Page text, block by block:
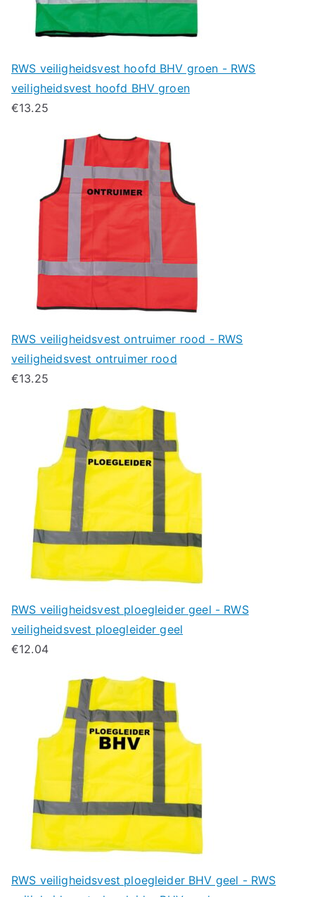
RWS veiligheidsvest hoofd BHV groen - RWS
veiligheidsvest hoofd BHV groen
€13.25
RWS veiligheidsvest ontruimer rood - RWS
veiligheidsvest ontruimer rood
€13.25
RWS veiligheidsvest ploegleider geel - RWS
veiligheidsvest ploegleider geel
€12.04
RWS veiligheidsvest ploegleider BHV geel - RWS